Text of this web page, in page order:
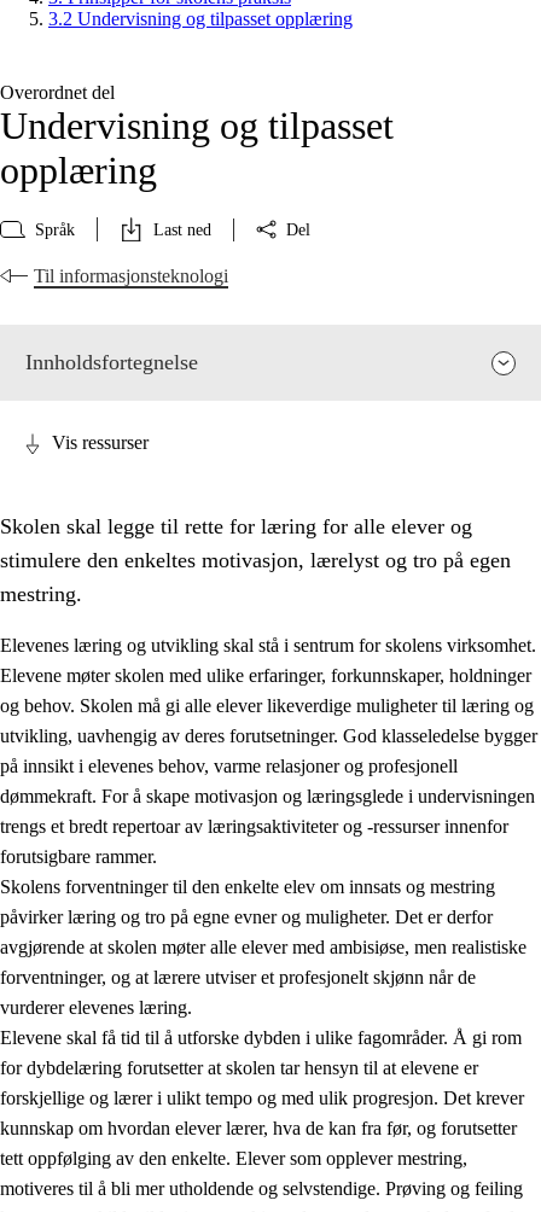
3.2 Undervisning og tilpasset opplæring
Overordnet del
Undervisning og tilpasset
opplæring
Språk Last ned Del
Til informasjonsteknologi
Innholdsfortegnelse
3. Prinsipper for skolens praksis
3.1 Et inkluderende læringsmiljø
3.2 Undervisning og tilpasset opplæring
3.3 Samarbeid mellom hjem og skole
3.4 Opplæring i lærebedrift og arbeidsliv
3.5 Profesjonsfellesskap og skoleutvikling
Vis ressurser
Skolen skal legge til rette for læring for alle elever og
stimulere den enkeltes motivasjon, lærelyst og tro på egen
mestring.
Elevenes læring og utvikling skal stå i sentrum for skolens virksomhet.
Elevene møter skolen med ulike erfaringer, forkunnskaper, holdninger
og behov. Skolen må gi alle elever likeverdige muligheter til læring og
utvikling, uavhengig av deres forutsetninger. God klasseledelse bygger
på innsikt i elevenes behov, varme relasjoner og profesjonell
dømmekraft. For å skape motivasjon og læringsglede i undervisningen
trengs et bredt repertoar av læringsaktiviteter og -ressurser innenfor
forutsigbare rammer.
Skolens forventninger til den enkelte elev om innsats og mestring
påvirker læring og tro på egne evner og muligheter. Det er derfor
avgjørende at skolen møter alle elever med ambisiøse, men realistiske
forventninger, og at lærere utviser et profesjonelt skjønn når de
vurderer elevenes læring.
Elevene skal få tid til å utforske dybden i ulike fagområder. Å gi rom
for dybdelæring forutsetter at skolen tar hensyn til at elevene er
forskjellige og lærer i ulikt tempo og med ulik progresjon. Det krever
kunnskap om hvordan elever lærer, hva de kan fra før, og forutsetter
tett oppfølging av den enkelte. Elever som opplever mestring,
motiveres til å bli mer utholdende og selvstendige. Prøving og feiling